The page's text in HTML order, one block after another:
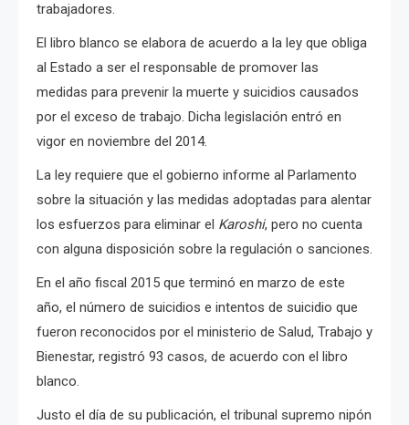
trabajadores.
El libro blanco se elabora de acuerdo a la ley que obliga
al Estado a ser el responsable de promover las
medidas para prevenir la muerte y suicidios causados
por el exceso de trabajo. Dicha legislación entró en
vigor en noviembre del 2014.
La ley requiere que el gobierno informe al Parlamento
sobre la situación y las medidas adoptadas para alentar
los esfuerzos para eliminar el Karoshi, pero no cuenta
con alguna disposición sobre la regulación o sanciones.
En el año fiscal 2015 que terminó en marzo de este
año, el número de suicidios e intentos de suicidio que
fueron reconocidos por el ministerio de Salud, Trabajo y
Bienestar, registró 93 casos, de acuerdo con el libro
blanco.
Justo el día de su publicación, el tribunal supremo nipón